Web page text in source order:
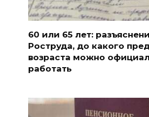
60 или 65 лет:
Роструда, до какого
возраста можно
работать